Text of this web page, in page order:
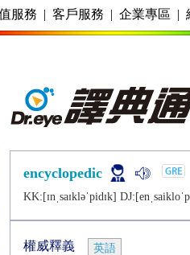
服務 | 客戶服務 | 企業專區 |
encyclopedic
KK:[ɪnˌsaɪklǝˈpidɪk]
權威釋義 英語